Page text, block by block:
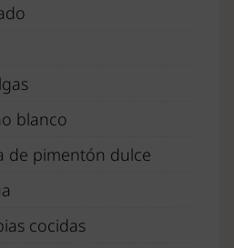
blanco
de pimentón dulce
cocidas